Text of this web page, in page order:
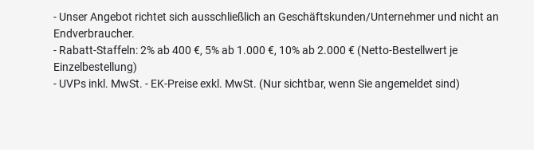
- Unser Angebot richtet sich ausschließlich an Geschäftskunden/Unternehmer und nicht an
Endverbraucher.
- Rabatt-Staffeln: 2% ab 400 €, 5% ab 1.000 €, 10% ab 2.000 € (Netto-Bestellwert je
Einzelbestellung)
- UVPs inkl. MwSt. - EK-Preise exkl. MwSt. (Nur sichtbar, wenn Sie angemeldet sind)